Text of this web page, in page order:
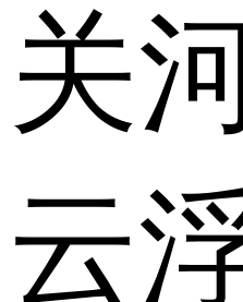
关
云